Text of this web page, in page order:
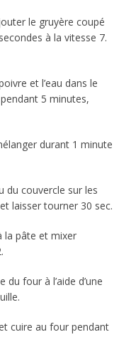
le gruyère coupé
à la vitesse 7.
et l’eau dans le
5 minutes,
durant 1 minute
couvercle sur les
laisser tourner 30 sec.
la pâte et mixer
four à l’aide d’une
cuire au four pendant